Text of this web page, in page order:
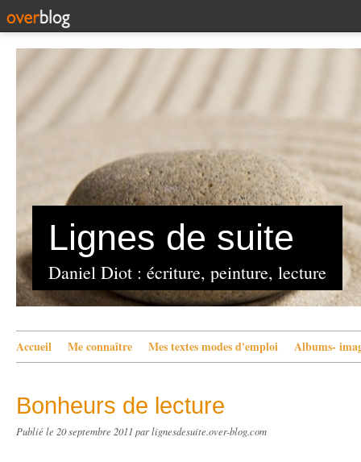
Lignes de suite
Daniel Diot : écriture, peinture, lecture
Accueil Me connaître Mes textes modes d'emploi Albums-
Bonheurs de lecture
Publié le 20 septembre 2011 par lignesdesuite.over-blog.com